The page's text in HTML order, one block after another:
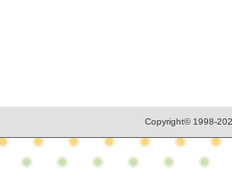
Copyright© 1998-